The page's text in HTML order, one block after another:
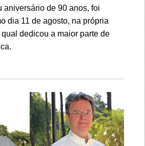
aniversário de 90 anos, foi
dia 11 de agosto, na própria
dedicou a maior parte de